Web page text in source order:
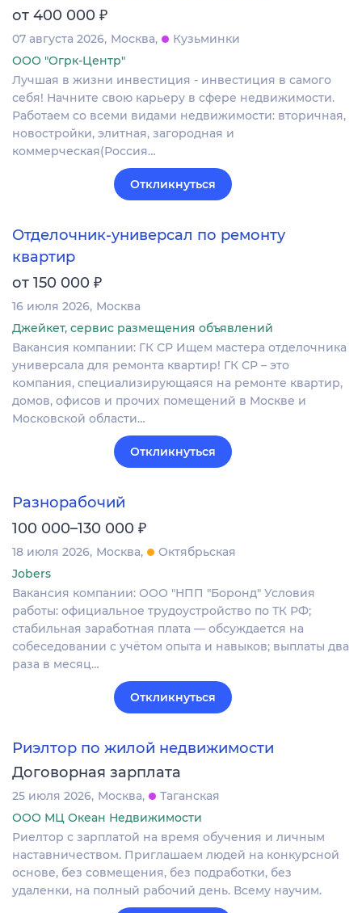
от 400 000 ₽
07 августа 2026 Москва
Кузьминки
ООО "Огрк-Центр"
Лучшая в жизни инвестиция - инвестиция в самого
себя! Начните свою карьеру в сфере недвижимости.
Работаем со всеми видами недвижимости: вторичная,
новостройки, элитная, загородная и
коммерческая(Россия…
Откликнуться
Отделочник-универсал по ремонту
квартир
от 150 000 ₽
16 июля 2026 Москва
Джейкет, сервис размещения объявлений
Вакансия компании: ГК СР Ищем мастера отделочника
универсала для ремонта квартир! ГК СР – это
компания, специализирующаяся на ремонте квартир,
домов, офисов и прочих помещений в Москве и
Московской области…
Откликнуться
Разнорабочий
100 000–130 000 ₽
18 июля 2026 Москва
Октябрьская
Jobers
Вакансия компании: ООО "НПП "Боронд" Условия
работы: официальное трудоустройство по ТК РФ;
стабильная заработная плата — обсуждается на
собеседовании с учётом опыта и навыков; выплаты два
раза в месяц…
Откликнуться
Риэлтор по жилой недвижимости
Договорная зарплата
25 июля 2026 Москва
Таганская
ООО МЦ Океан Недвижимости
Риелтор с зарплатой на время обучения и личным
наставничеством. Приглашаем людей на конкурсной
основе, без совмещения, без подработки, без
удаленки, на полный рабочий день. Всему научим.